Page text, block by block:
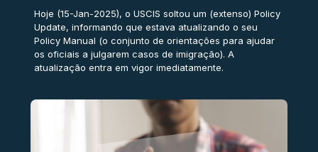
Hoje (15-Jan-2025), o USCIS soltou um (extenso) Policy
Update, informando que estava atualizando o seu
Policy Manual (o conjunto de orientações para ajudar
os oficiais a julgarem casos de imigração). A
atualização entra em vigor imediatamente.